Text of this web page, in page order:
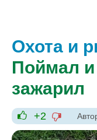
Охота и
Поймал
зажарил
+1
+2
-1